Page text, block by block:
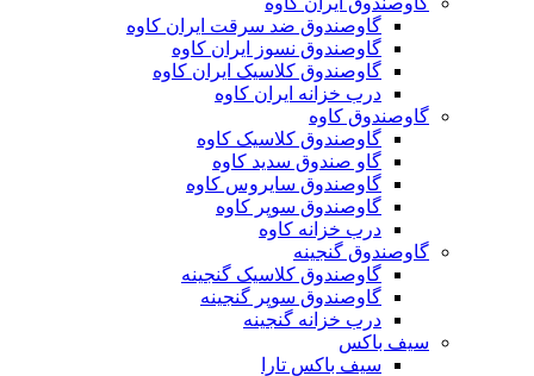
گاوصندوق ضد سرقت ایران کاوه
گاوصندوق نسوز ایران کاوه
گاوصندوق کلاسیک ایران کاوه
درب خزانه ایران کاوه
گاوصندوق کاوه
گاوصندوق کلاسیک کاوه
گاو صندوق سدید کاوه
گاوصندوق سایروس کاوه
گاوصندوق سوپر کاوه
درب خزانه کاوه
گاوصندوق گنجینه
گاوصندوق کلاسیک گنجینه
گاوصندوق سوپر گنجینه
درب خزانه گنجینه
سیف باکس
سیف باکس تارا